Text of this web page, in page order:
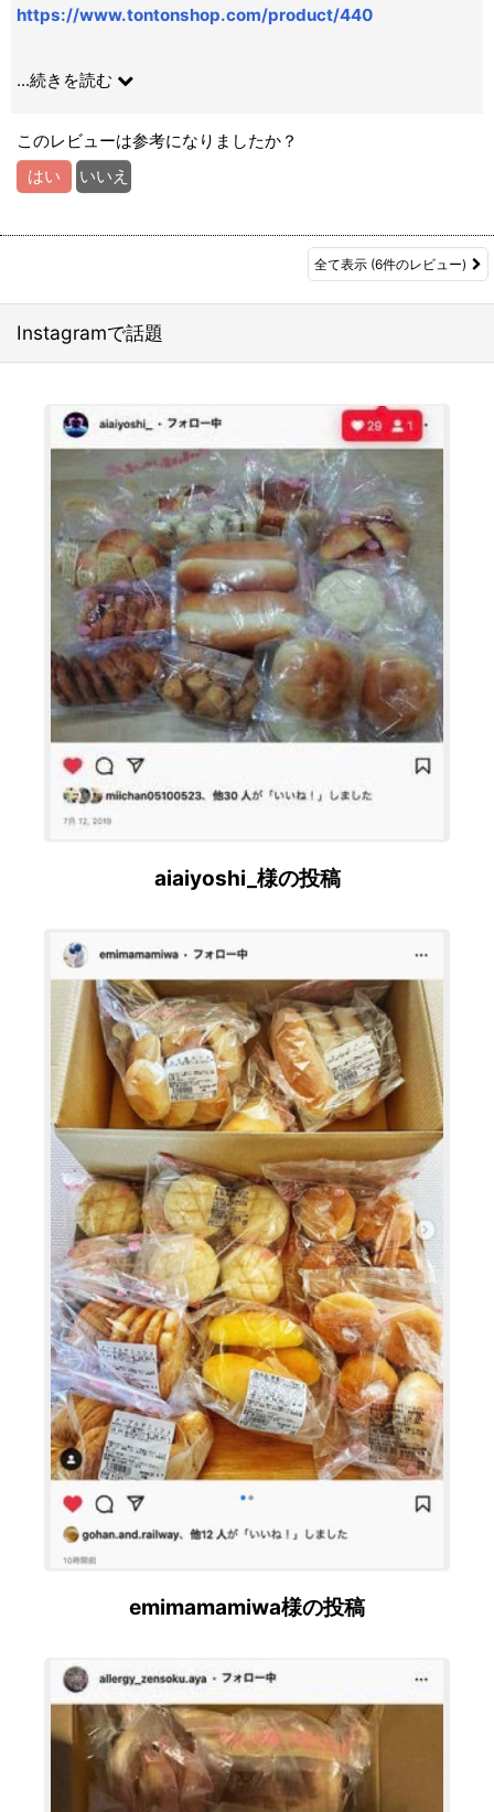
https://www.tontonshop.com/product/440
給食用コッペパン [6034]
https://www.tontonshop.com/product/209
【オーダーパン】中学校給食用コッペパン（個包装16本セッ
ト） [6144]
https://www.tontonshop.com/product/468
...続きを読む
このレビューは参考になりましたか？
はい
いいえ
全て表示 (6件のレビュー)
Instagramで話題
aiaiyoshi_様の投稿
emimamamiwa様の投稿